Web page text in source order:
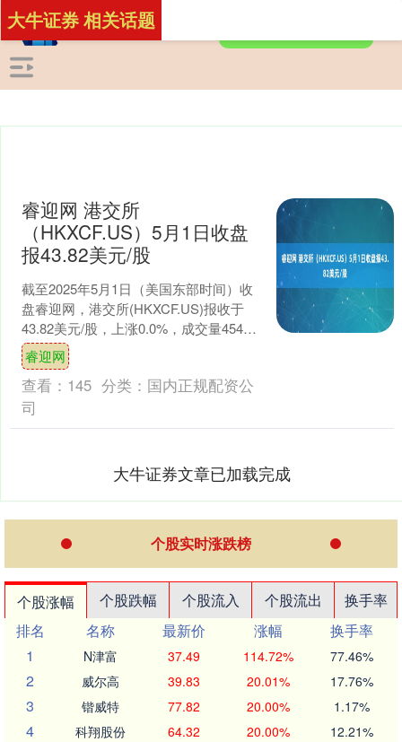
大牛证券 相关话题
睿迎网 港交所
（HKXCF.US）5月1日收盘
报43.82美元/股
截至2025年5月1日（美国东部时间）收
盘睿迎网，港交所(HKXCF.US)报收于
43.82美元/股，上涨0.0%，成交量4542.0
股。 公司简介：香港交易及....
睿迎网
查看： 145 分类： 国内正规配资公
司
大牛证券文章已加载完成
个股实时涨跌榜
个股涨幅 个股跌幅 个股流入 个股流出
换手率
排名
名称 最新价 涨幅
换手率
1
N津富 37.49 114.72% 77.46%
2 威尔高 39.83 20.01% 17.76%
3 锴威特 77.82 20.00% 1.17%
4 科翔股份 64.32 20.00% 12.21%